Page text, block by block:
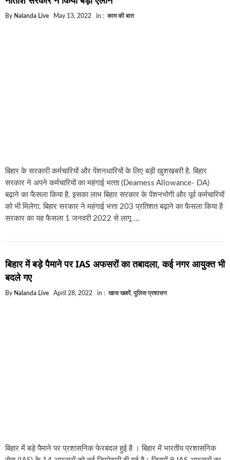
By Nalanda Live May 13, 2022 in : काम की बात
बिहार के सरकारी कर्मचारियों और पेंशनधारियों के लिए बड़ी खुशखबरी है. बिहार
सरकार ने अपने कर्मचारियों का महंगाई भत्‍ता (Dearness Allowance- DA)
बढ़ाने का फैसला किया है. इसका लाभ बिहार सरकार के पेंशनभोगी और पूर्व कर्मचारियों
को भी मिलेगा. बिहार सरकार ने महंगाई भत्ता 203 प्रतिशत बढ़ाने का फैसला किया है
सरकार का यह फैसला 1 जनवरी 2022 से लागू …
बिहार में बड़े पैमाने पर IAS अफसरों का तबादला, कई नगर आयुक्त भी
बदले गए
By Nalanda Live April 28, 2022 in : खास खबरें, पुलिस प्रशासन
बिहार में बड़े पैमाने पर प्रशासनिक फेरबदल हुई है । बिहार में भारतीय प्रशासनिक